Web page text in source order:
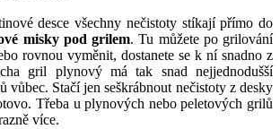
desce všechny nečistoty stíkají přímo do
misky pod grilem. Tu můžete po grilování
rovnou vyměnit, dostanete se k ní snadno z
gril plynový má tak snad nejjednodušší
vůbec. Stačí jen seškrábnout nečistoty z desky
Třeba u plynových nebo peletových grilů
více.